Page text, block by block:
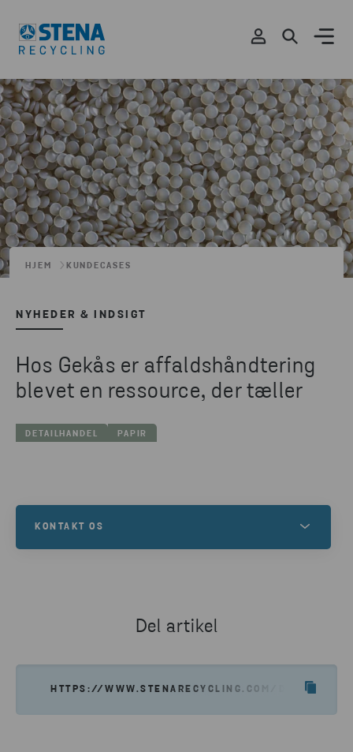
HJEM KUNDECASES
NYHEDER & INDSIGT
Hos Gekås er affaldshåndtering
blevet en ressource, der tæller
DETAILHANDEL PAPIR
KONTAKT OS
kontaktformularen, så vender en af vore eksperter
Del artikel
HTTPS://WWW.STENARECYCLING.COM/DA/